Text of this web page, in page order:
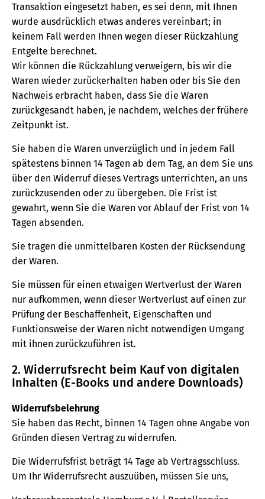
Transaktion eingesetzt haben, es sei denn, mit Ihnen
wurde ausdrücklich etwas anderes vereinbart; in
keinem Fall werden Ihnen wegen dieser Rückzahlung
Entgelte berechnet.
Wir können die Rückzahlung verweigern, bis wir die
Waren wieder zurückerhalten haben oder bis Sie den
Nachweis erbracht haben, dass Sie die Waren
zurückgesandt haben, je nachdem, welches der frühere
Zeitpunkt ist.
Sie haben die Waren unverzüglich und in jedem Fall
spätestens binnen 14 Tagen ab dem Tag, an dem Sie uns
über den Widerruf dieses Vertrags unterrichten, an uns
zurückzusenden oder zu übergeben. Die Frist ist
gewahrt, wenn Sie die Waren vor Ablauf der Frist von 14
Tagen absenden.
Sie tragen die unmittelbaren Kosten der Rücksendung
der Waren.
Sie müssen für einen etwaigen Wertverlust der Waren
nur aufkommen, wenn dieser Wertverlust auf einen zur
Prüfung der Beschaffenheit, Eigenschaften und
Funktionsweise der Waren nicht notwendigen Umgang
mit ihnen zurückzuführen ist.
2. Widerrufsrecht beim Kauf von digitalen
Inhalten (E-Books und andere Downloads)
Widerrufsbelehrung
Sie haben das Recht, binnen 14 Tagen ohne Angabe von
Gründen diesen Vertrag zu widerrufen.
Die Widerrufsfrist beträgt 14 Tage ab Vertragsschluss.
Um Ihr Widerrufsrecht auszuüben, müssen Sie uns,